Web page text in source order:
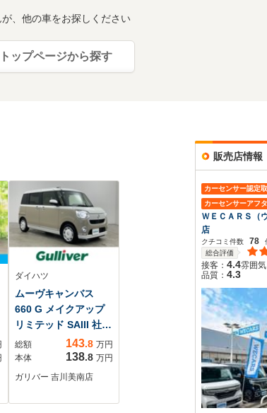
、他の車をお探しください
ップページから探す
ダイハツ
ムーヴキャンバス
660 G メイクアップ
リミテッド SAIII 社外
ナビ パノラマモニ
ター ETC スマー
トアシスト3 シート
ングスイッチ 両側
総額 143.8 万円
本体
138.8 万円
ガリバー 吉川美南店
販売店情報
カーセンサー認定
カーセンサーアフ
ＷＥＣＡＲＳ（
店
クチコミ件数 78
総合評価
接客： 4.4雰囲気
品質： 4.3